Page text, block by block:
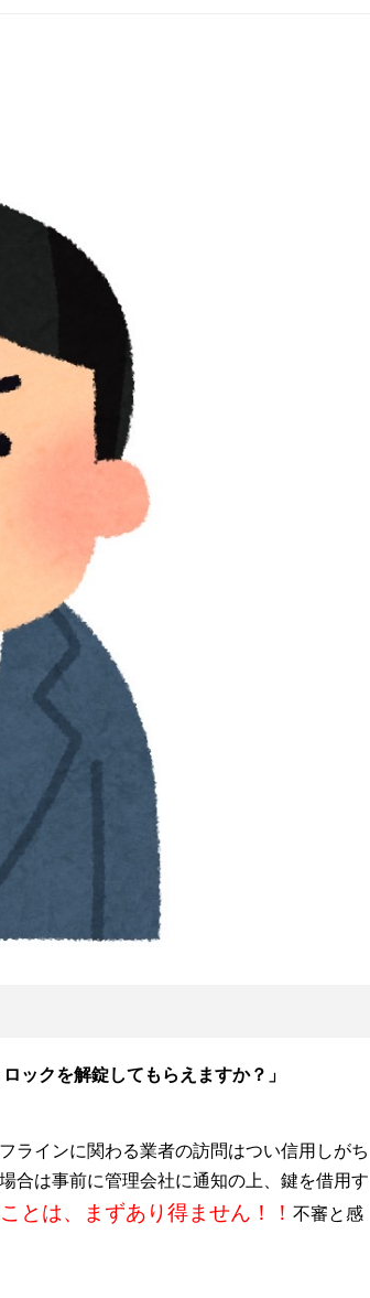
ックを解錠してもらえますか？」
ラインに関わる業者の訪問はつい信用しがち
合は事前に管理会社に通知の上、鍵を借用す
とは、まずあり得ません！！ 不審と感